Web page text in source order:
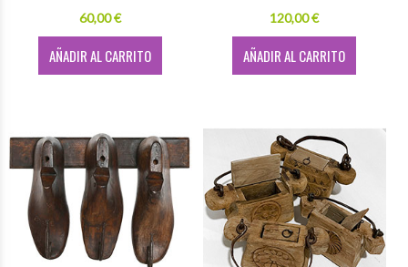
60,00 €
AÑADIR AL CARRITO
120,00 €
AÑADIR AL CARRITO